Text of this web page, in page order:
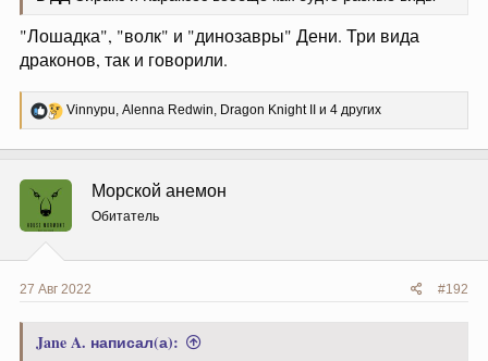
"Лошадка", "волк" и "динозавры" Дени. Три вида
драконов, так и говорили.
Р
е
ц
:
Vinnypu, Alenna Redwin, Dragon Knight II и 4 других
Морской анемон
Обитатель
27 Авг 2022 #192
Jane A. написал(а):